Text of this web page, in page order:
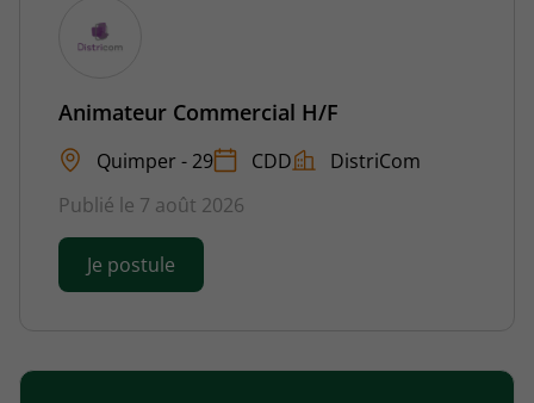
Animateur Commercial H/F
Quimper - 29 CDD
DistriCom
Publié le 7 août 2026
Je postule